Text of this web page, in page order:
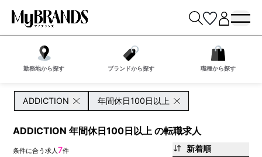
勤務地から探す ブランドから探す 職種から探す
ADDICTION 年間休日100日以上
ADDICTION 年間休日100日以上 の転職求人
条件に合う求人7件 新着順